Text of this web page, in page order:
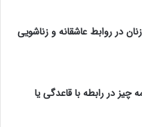
در رابطه با قاعدگی یا